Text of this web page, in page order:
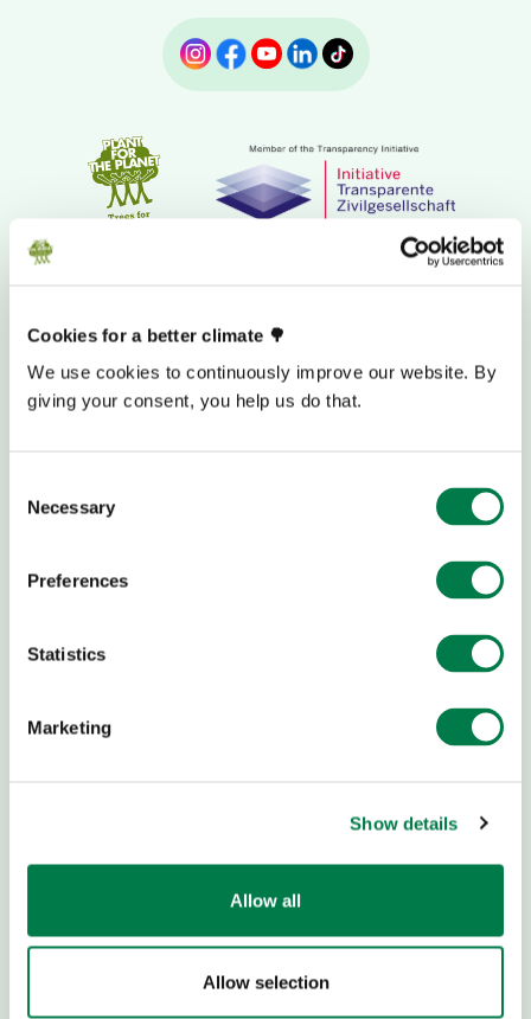
Cookies for a better climate 🌳
We use cookies to continuously improve our website. By
giving your consent, you help us do that.
Selection
Necessary
Preferences
Statistics
Marketing
Show details
Allow all
Allow selection
Empowerujeme děti a mládež, aby pozvedli
bezplatné softwarové nástroje
organizacím, které obnovují lesy po celém světě.